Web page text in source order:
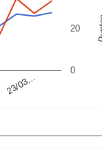
23/03…
0
20